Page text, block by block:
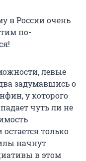
в России очень
по-
левые
задумавшись о
у которого
чуть ли не
только
начнут
в этом